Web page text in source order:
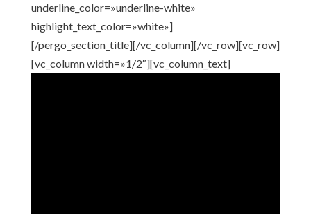
underline_color=»underline-white»
highlight_text_color=»white»]
[/pergo_section_title][/vc_column][/vc_row][vc_row]
[vc_column width=»1/2″][vc_column_text]